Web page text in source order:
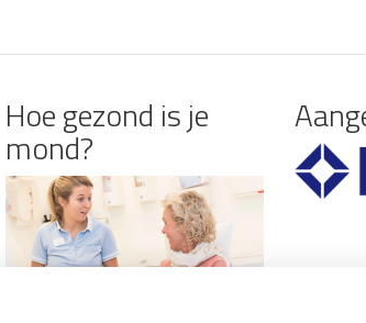
Hoe gezond is je
mond?